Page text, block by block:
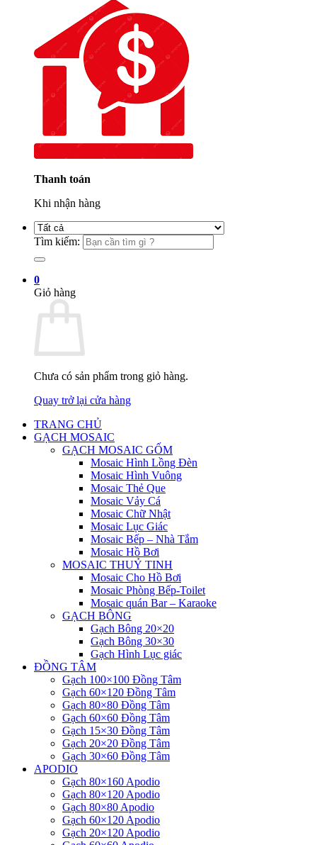
Thanh toán
Khi nhận hàng
Tìm kiếm:
0
Giỏ hàng
Chưa có sản phẩm trong giỏ hàng.
Quay trở lại cửa hàng
TRANG CHỦ
GẠCH MOSAIC
GẠCH MOSAIC GỐM
Mosaic Hình Lồng Đèn
Mosaic Hình Vuông
Mosaic Thẻ Que
Mosaic Vảy Cá
Mosaic Chữ Nhật
Mosaic Lục Giác
Mosaic Bếp – Nhà Tắm
Mosaic Hồ Bơi
MOSAIC THUỶ TINH
Mosaic Cho Hồ Bơi
Mosaic Phòng Bếp-Toilet
Mosaic quán Bar – Karaoke
GẠCH BÔNG
Gạch Bông 20×20
Gạch Bông 30×30
Gạch Hình Lục giác
ĐỒNG TÂM
Gạch 100×100 Đồng Tâm
Gạch 60×120 Đồng Tâm
Gạch 80×80 Đồng Tâm
Gạch 60×60 Đồng Tâm
Gạch 15×30 Đồng Tâm
Gạch 20×20 Đồng Tâm
Gạch 30×60 Đồng Tâm
APODIO
Gạch 80×160 Apodio
Gạch 80×120 Apodio
Gạch 80×80 Apodio
Gạch 60×120 Apodio
Gạch 20×120 Apodio